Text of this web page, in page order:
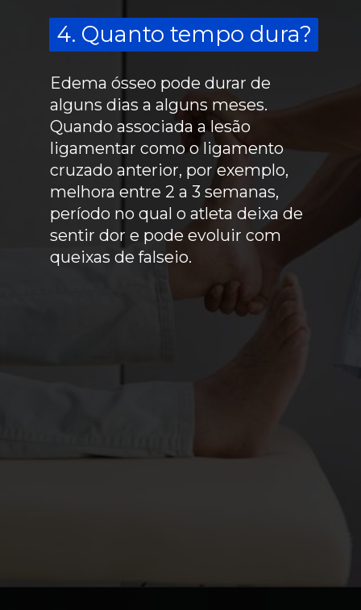
Edema ósseo pode durar de
alguns dias a alguns meses.
Quando associada a lesão
ligamentar como o ligamento
cruzado anterior, por exemplo,
melhora entre 2 a 3 semanas,
período no qual o atleta deixa de
sentir dor e pode evoluir com
queixas de falseio.
4. Quanto tempo dura?
4. Quanto tempo dura?